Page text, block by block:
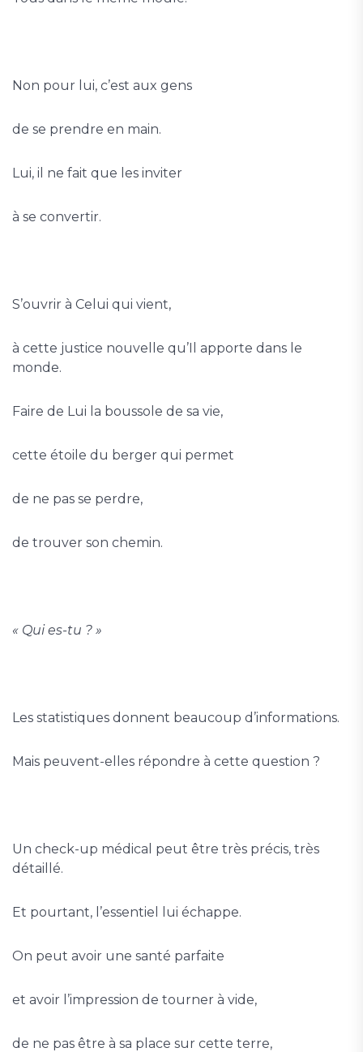
Non pour lui, c’est aux gens
de se prendre en main.
Lui, il ne fait que les inviter
à se convertir.
S’ouvrir à Celui qui vient,
à cette justice nouvelle qu’Il apporte dans le
monde.
Faire de Lui la boussole de sa vie,
cette étoile du berger qui permet
de ne pas se perdre,
de trouver son chemin.
« Qui es-tu ? »
Les statistiques donnent beaucoup d’informations.
Mais peuvent-elles répondre à cette question ?
Un check-up médical peut être très précis, très
détaillé.
Et pourtant, l’essentiel lui échappe.
On peut avoir une santé parfaite
et avoir l’impression de tourner à vide,
de ne pas être à sa place sur cette terre,